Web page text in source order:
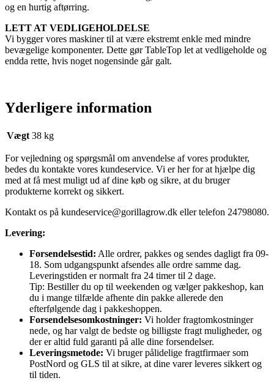
og en hurtig aftørring.
LETT AT VEDLIGEHOLDELSE
Vi bygger vores maskiner til at være ekstremt enkle med mindre
bevægelige komponenter. Dette gør TableTop let at vedligeholde og
endda rette, hvis noget nogensinde går galt.
Yderligere information
Vægt 38 kg
For vejledning og spørgsmål om anvendelse af vores produkter,
bedes du kontakte vores kundeservice. Vi er her for at hjælpe dig
med at få mest muligt ud af dine køb og sikre, at du bruger
produkterne korrekt og sikkert.
Kontakt os på kundeservice@gorillagrow.dk eller telefon 24798080.
Levering:
Forsendelsestid: Alle ordrer, pakkes og sendes dagligt fra 09-
18. Som udgangspunkt afsendes alle ordre samme dag.
Leveringstiden er normalt fra 24 timer til 2 dage.
Tip: Bestiller du op til weekenden og vælger pakkeshop, kan
du i mange tilfælde afhente din pakke allerede den
efterfølgende dag i pakkeshoppen.
Forsendelsesomkostninger: Vi holder fragtomkostninger
nede, og har valgt de bedste og billigste fragt muligheder, og
der er altid fuld garanti på alle dine forsendelser.
Leveringsmetode: Vi bruger pålidelige fragtfirmaer som
PostNord og GLS til at sikre, at dine varer leveres sikkert og
til tiden.